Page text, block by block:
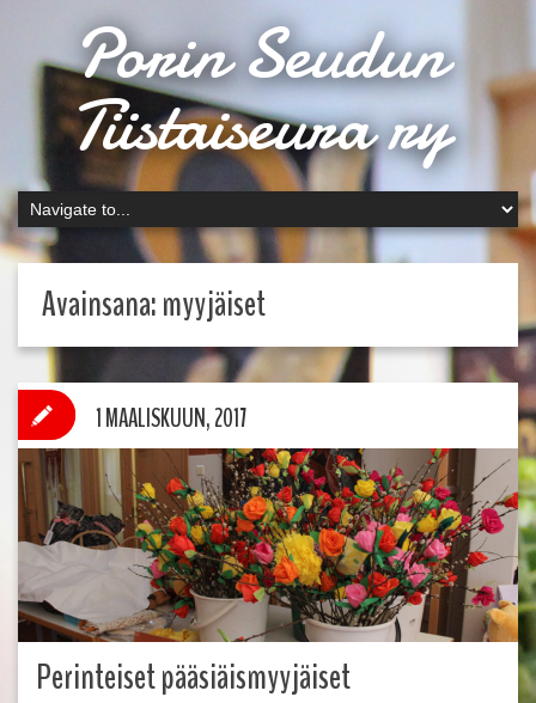
Porin Seudun
Tiistaiseura ry
Avainsana:myyjäiset
Perinteiset pääsiäismyyjäiset
1 MAALISKUUN, 2017